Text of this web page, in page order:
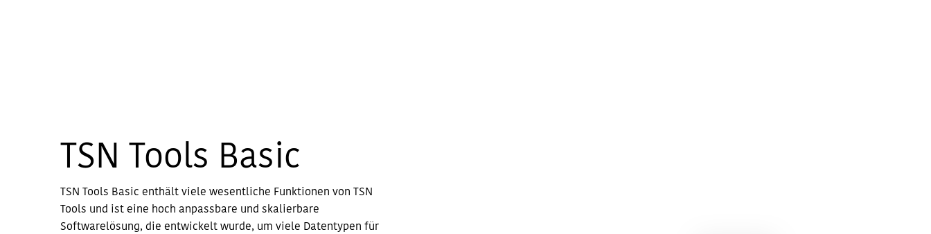
TSN Tools Basic
TSN Tools Basic enthält viele wesentliche Funktionen von TSN
Tools und ist eine hoch anpassbare und skalierbare
Softwarelösung, die entwickelt wurde, um viele Datentypen für